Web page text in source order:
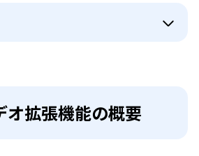
オ拡張機能の概要